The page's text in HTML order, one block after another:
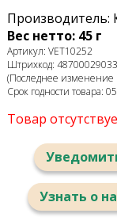
Производитель:
Вес нетто: 45 г
Артикул: VET10252
Штрихкод:
(Последнее изменение
Срок годности товара:
Товар
Узнать о